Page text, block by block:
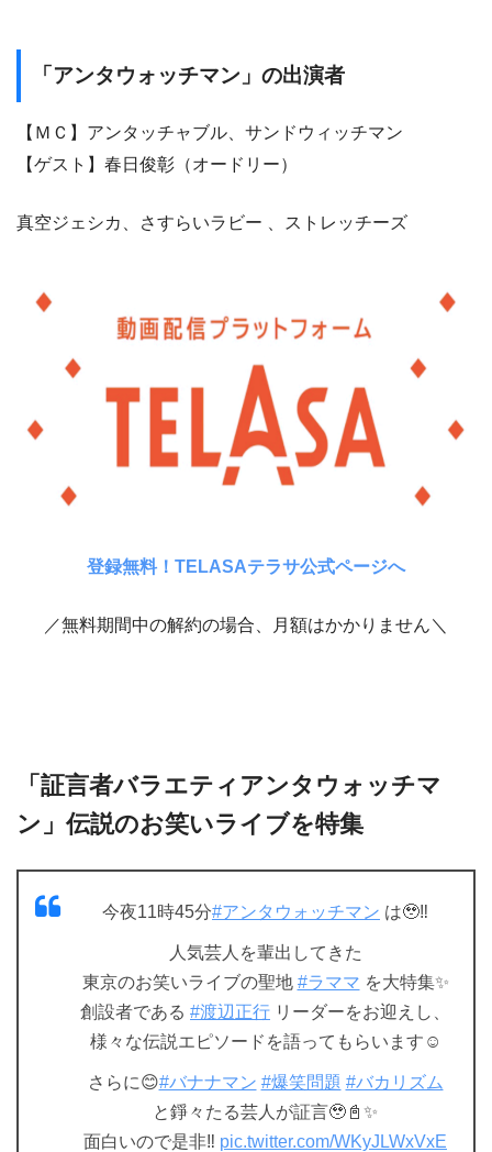
「アンタウォッチマン」の出演者
【ＭＣ】アンタッチャブル、サンドウィッチマン
【ゲスト】春日俊彰（オードリー）
真空ジェシカ、さすらいラビー 、ストレッチーズ
登録無料！TELASAテラサ公式ページへ
／無料期間中の解約の場合、月額はかかりません＼
「証言者バラエティアンタウォッチマ
ン」伝説のお笑いライブを特集
今夜11時45分#アンタウォッチマン は🥹‼️
人気芸人を輩出してきた
東京のお笑いライブの聖地 #ラママ を大特集✨
創設者である #渡辺正行 リーダーをお迎えし、
様々な伝説エピソードを語ってもらいます☺️
さらに😊#バナナマン #爆笑問題 #バカリズム
と錚々たる芸人が証言🥹📓✨
面白いので是非‼️ pic.twitter.com/WKyJLWxVxE